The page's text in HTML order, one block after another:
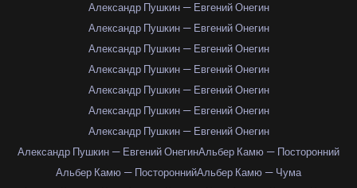
Александр Пушкин — Евгений Онегин
Александр Пушкин — Евгений Онегин
Александр Пушкин — Евгений Онегин
Александр Пушкин — Евгений Онегин
Александр Пушкин — Евгений Онегин
Александр Пушкин — Евгений Онегин
Александр Пушкин — Евгений Онегин
Александр Пушкин — Евгений ОнегинАльбер Камю — Посторонний
Альбер Камю — ПостороннийАльбер Камю — Чума